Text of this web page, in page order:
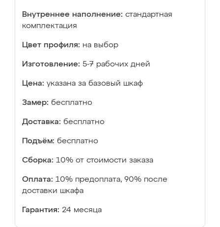
Внутреннее наполнение: стандартная
комплектация
Цвет профиля: на выбор
Изготовление: 5-7 рабочих дней
Цена: указана за базовый шкаф
Замер: бесплатно
Доставка: бесплатно
Подъём: бесплатно
Сборка: 10% от стоимости заказа
Оплата: 10% предоплата, 90% после
доставки шкафа
Гарантия: 24 месяца